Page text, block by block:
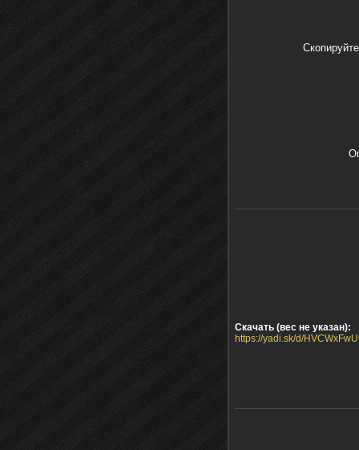
Скачать (вес не указан):
https://yadi.sk/d/